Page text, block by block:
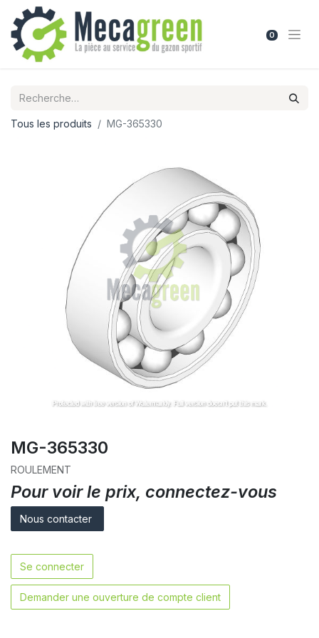
0
Tous les produits MG-365330
MG-365330
ROULEMENT
Pour voir le prix, connectez-vous
Nous contacter
Se connecter
Demander une ouverture de compte client